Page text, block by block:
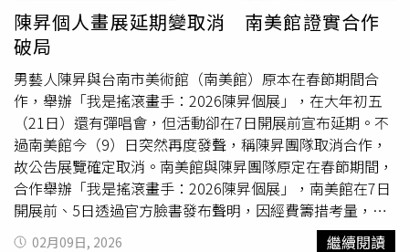
（圖／Girliftify 提供）Girliftify創辦人陳以甯（Ariel）目前就
讀普台高中部一年級，長期關注女性議題，並以實際行動推
動改變。她表示，希望讓更多年輕女孩不只是關心議題，而
是成為改變的一部分。在國際層面，她曾以台灣僅2位青年
代表之一的身份出席2025年 UN ECOSOC Youth Forum，
就數位賦權與青年行動主義向全球發表演說；並主導策劃
2026年 UNESCO Learning Planet Festival 慈善電影放映活
動，串聯多個國際 NGO 推動少女與女性議題對話。此外，
Girliftify 也透過「50 Ways to Advance Gender Equality」
跨國社群倡議，與印度、紐西蘭青年建立夥伴關係，並設立
微型獎學金支持女童教育。從在地行動到國際串聯，Ariel
陳昇個人畫展延期變取消 南美館證實合作
破局
男藝人陳昇與台南市美術館（南美館）原本在春節期間合
作，舉辦「我是搖滾畫手：2026陳昇個展」，在大年初五
（21日）還有彈唱會，但活動卻在7日開展前宣布延期。不
過南美館今（9）日突然再度發聲，稱陳昇團隊取消合作，
故公告展覽確定取消。南美館與陳昇團隊原定在春節期間，
合作舉辦「我是搖滾畫手：2026陳昇個展」，南美館在7日
開展前、5日透過官方臉書發布聲明，因經費籌措考量，加
上審查程序未完成，宣布展覽延期，待確認後續會再行公
02月09日, 2026 繼續閱讀